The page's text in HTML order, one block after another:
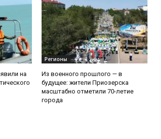
на
Регионы
Из военного прошлого — в
будущее: жители Приозерска
масштабно отметили 70-летие
города